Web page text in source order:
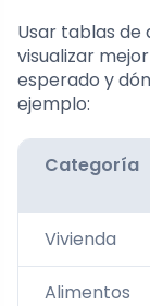
Usar tablas de
visualizar
esperado y
ejemplo:
Categoría
Vivienda
Alimentos